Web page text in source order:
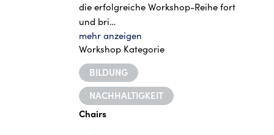
die erfolgreiche Workshop-Reihe fort
und bri…
mehr anzeigen
Workshop Kategorie
BILDUNG
NACHHALTIGKEIT
Chairs